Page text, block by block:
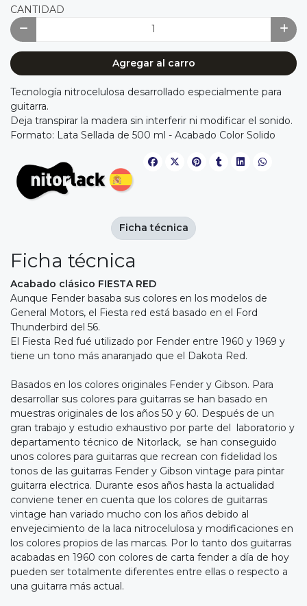
CANTIDAD
Agregar al carro
Tecnología nitrocelulosa desarrollado especialmente para
guitarra.
Deja transpirar la madera sin interferir ni modificar el sonido.
Formato: Lata Sellada de 500 ml - Acabado Color Solido
Ficha técnica
Acabado clásico FIESTA RED
Aunque Fender basaba sus colores en los modelos de
General Motors, el Fiesta red está basado en el Ford
Thunderbird del 56.
El Fiesta Red fué utilizado por Fender entre 1960 y 1969 y
tiene un tono más anaranjado que el Dakota Red.
Basados en los colores originales Fender y Gibson. Para
desarrollar sus colores para guitarras se han basado en
muestras originales de los años 50 y 60. Después de un
gran trabajo y estudio exhaustivo por parte del laboratorio y
departamento técnico de Nitorlack, se han conseguido
unos colores para guitarras que recrean con fidelidad los
tonos de las guitarras Fender y Gibson vintage para pintar
guitarra electrica. Durante esos años hasta la actualidad
conviene tener en cuenta que los colores de guitarras
vintage han variado mucho con los años debido al
envejecimiento de la laca nitrocelulosa y modificaciones en
los colores propios de las marcas. Por lo tanto dos guitarras
acabadas en 1960 con colores de carta fender a día de hoy
pueden ser totalmente diferentes entre ellas o respecto a
una guitarra más actual.
Ficha técnica